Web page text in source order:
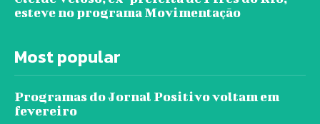
esteve no programa Movimentação
Most popular
Programas do Jornal Positivo voltam em
fevereiro